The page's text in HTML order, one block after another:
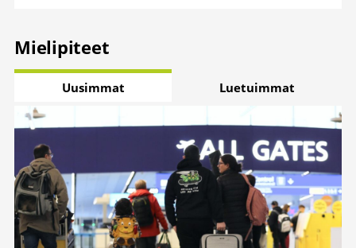
Mielipiteet
Uusimmat Luetuimmat